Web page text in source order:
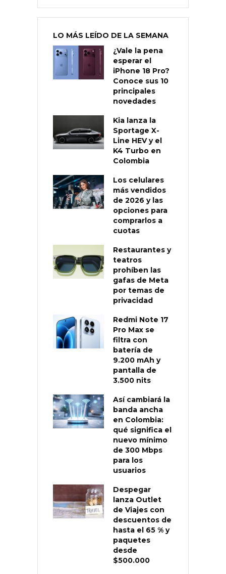
LO MÁS LEÍDO DE LA SEMANA
¿Vale la pena
esperar el
iPhone 18 Pro?
Conoce sus 10
principales
novedades
Kia lanza la
Sportage X-
Line HEV y el
K4 Turbo en
Colombia
Los celulares
más vendidos
de 2026 y las
opciones para
comprarlos a
cuotas
Restaurantes y
teatros
prohíben las
gafas de Meta
por temas de
privacidad
Redmi Note 17
Pro Max se
filtra con
batería de
9.200 mAh y
pantalla de
3.500 nits
Así cambiará la
banda ancha
en Colombia:
qué significa el
nuevo mínimo
de 300 Mbps
para los
usuarios
Despegar
lanza Outlet
de Viajes con
descuentos de
hasta el 65 % y
paquetes
desde
$500.000